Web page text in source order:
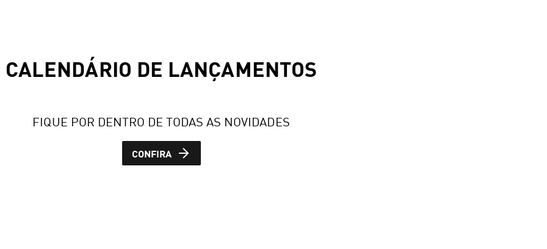
CALENDÁRIO DE LANÇAMENTOS
FIQUE POR DENTRO DE TODAS AS NOVIDADES
CONFIRA